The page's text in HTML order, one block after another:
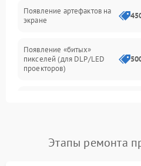
Появление артефактов на
экране
Появление «битых»
пикселей (для DLP/LED
проекторов)
Нестабильная яркость или
контрастЭтапы ремонта